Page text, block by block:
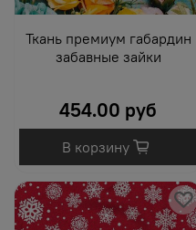
Ткань премиум габардин
забавные зайки
454.00 руб
В корзину